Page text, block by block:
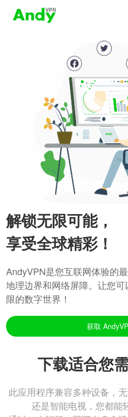
解锁无限可能，
享受全球精彩！
AndyVPN是您互联网体验的
地理边界和网络屏障。让您
限的数字世界！
获取
下载适合您
此应用程序兼容多种设备，
还是智能电视，您都能